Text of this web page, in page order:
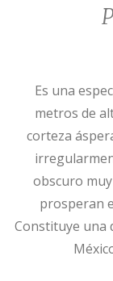
Es una
metros de
corteza
obscuro
prosperan
Constituye una